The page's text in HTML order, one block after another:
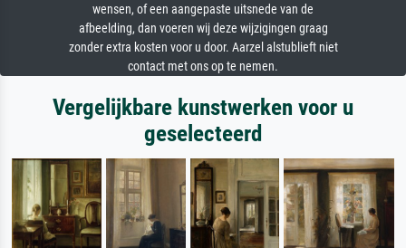
wensen, of een aangepaste uitsnede van de
afbeelding, dan voeren wij deze wijzigingen graag
zonder extra kosten voor u door. Aarzel alstublieft niet
contact met ons op te nemen.
Vergelijkbare kunstwerken voor u
geselecteerd